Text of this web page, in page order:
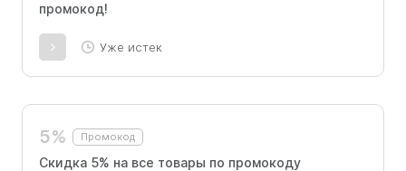
промокод!
Уже истек
5% Промокод
Скидка 5% на все товары по промокоду